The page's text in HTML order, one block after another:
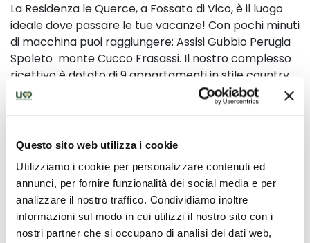
Questo sito web utilizza i cookie
Utilizziamo i cookie per personalizzare contenuti ed
annunci, per fornire funzionalità dei social media e per
analizzare il nostro traffico. Condividiamo inoltre
informazioni sul modo in cui utilizzi il nostro sito con i
nostri partner che si occupano di analisi dei dati web,
La Residenza le Querce, a Fossato di Vico, è il luogo
ideale dove passare le tue vacanze! Con pochi minuti
di macchina puoi raggiungere: Assisi Gubbio Perugia
Spoleto monte Cucco Frasassi. Il nostro complesso
ricettivo è dotato di 9 appartamenti in stile country,
una splendida piscina esterna, un ampio giardino e
tanti altri comfort.La nostra piscina La nostra nuova
sistema di filtraggio rapido che mantiene costante la
all'aria aperta in Umbria, approfittate del nostro
territorio per effettuare escursioni luoghi unici tra
natura e cultura e poi riposatevi facendo un tuffo in
piscina o prendendo il sole sul bordo in mezzo agli